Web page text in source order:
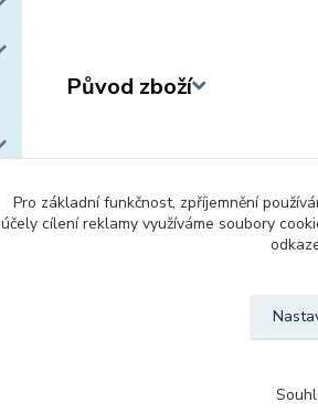
Původ zboží
Zboží zařazeno v
Pro základní funkčnost, zpříjemnění
účely cílení reklamy využíváme soubory